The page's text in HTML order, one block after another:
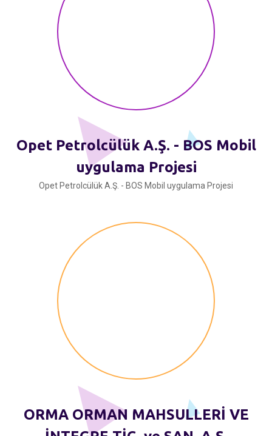
Opet Petrolcülük A.Ş. - BOS Mobil
uygulama Projesi
Opet Petrolcülük A.Ş. - BOS Mobil uygulama Projesi
ORMA ORMAN MAHSULLERİ VE